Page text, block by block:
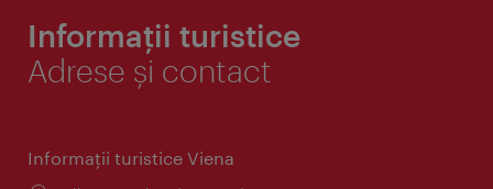
Informații turistice
Adrese și contact
Informaţii turistice Viena